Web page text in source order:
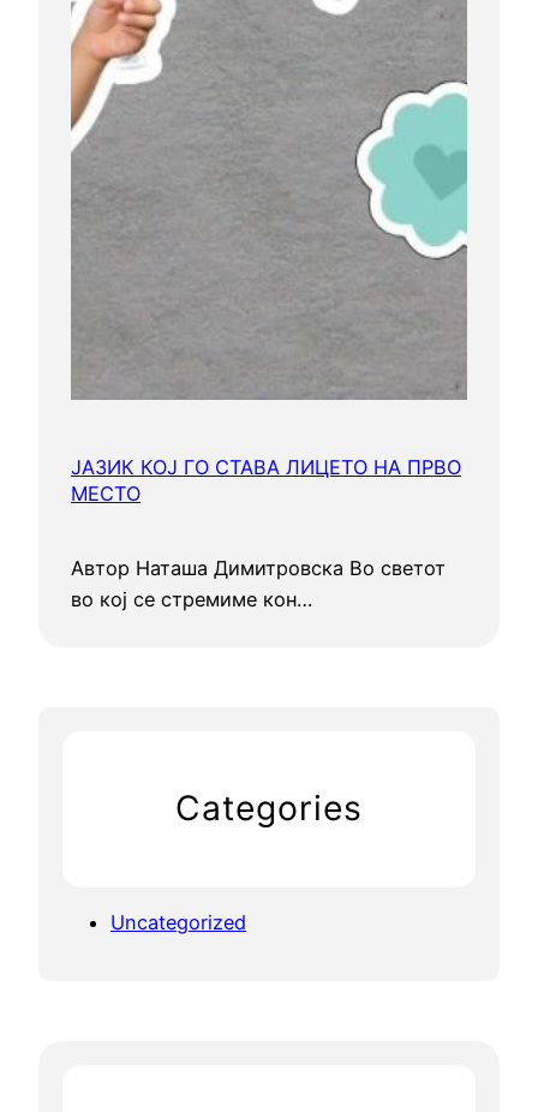
ЈАЗИК КОЈ ГО СТАВА ЛИЦЕТО НА ПРВО
МЕСТО
Автор Наташа Димитровска Во светот
во кој се стремиме кон…
Categories
Uncategorized